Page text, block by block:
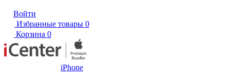
Войти
Избранные товары 0
Корзина 0
iPhone